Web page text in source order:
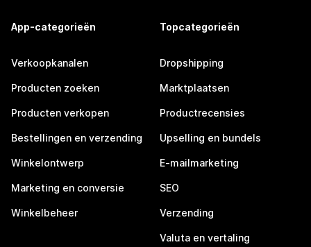
App-categorieën
Verkoopkanalen
Producten zoeken
Producten verkopen
Bestellingen en verzending
Winkelontwerp
Marketing en conversie
Winkelbeheer
Topcategorieën
Dropshipping
Marktplaatsen
Productrecensies
Upselling en bundels
E-mailmarketing
SEO
Verzending
Valuta en vertaling